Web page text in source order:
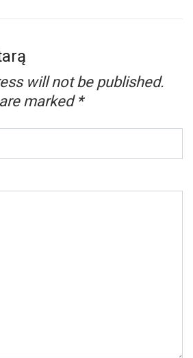
will not be published.
marked *